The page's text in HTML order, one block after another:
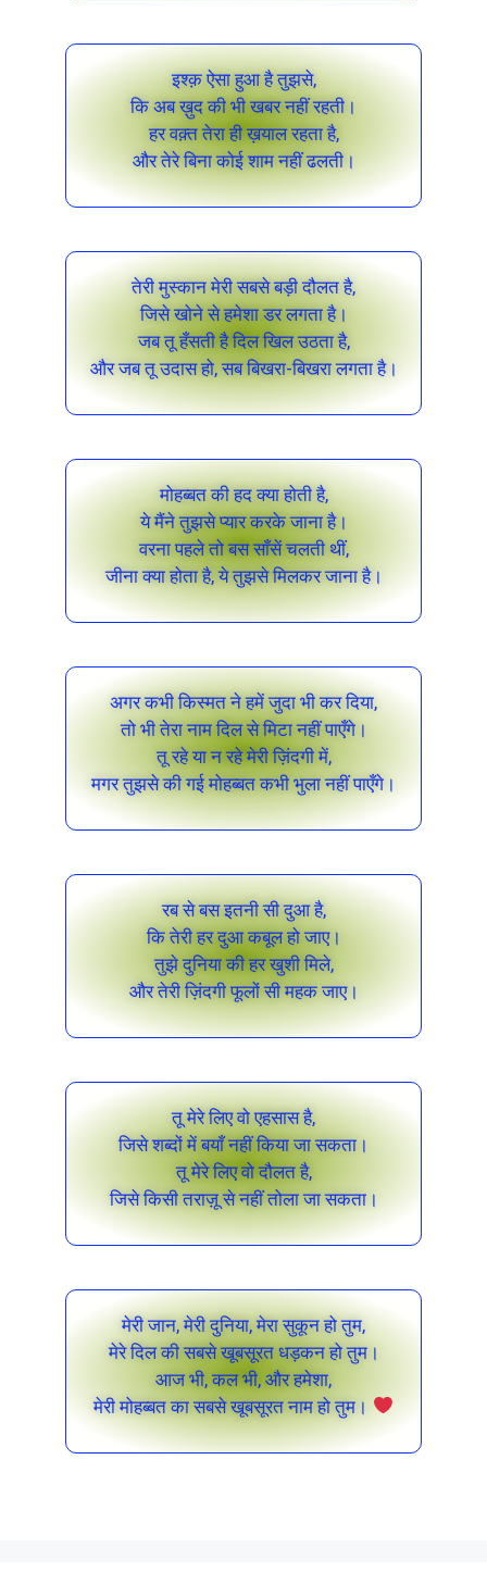
इश्क़ ऐसा हुआ है तुझसे,
कि अब ख़ुद की भी खबर नहीं रहती।
हर वक़्त तेरा ही ख़याल रहता है,
और तेरे बिना कोई शाम नहीं ढलती।
तेरी मुस्कान मेरी सबसे बड़ी दौलत है,
जिसे खोने से हमेशा डर लगता है।
जब तू हँसती है दिल खिल उठता है,
और जब तू उदास हो, सब बिखरा-बिखरा लगता है।
मोहब्बत की हद क्या होती है,
ये मैंने तुझसे प्यार करके जाना है।
वरना पहले तो बस साँसें चलती थीं,
जीना क्या होता है, ये तुझसे मिलकर जाना है।
अगर कभी किस्मत ने हमें जुदा भी कर दिया,
तो भी तेरा नाम दिल से मिटा नहीं पाएँगे।
तू रहे या न रहे मेरी ज़िंदगी में,
मगर तुझसे की गई मोहब्बत कभी भुला नहीं पाएँगे।
रब से बस इतनी सी दुआ है,
कि तेरी हर दुआ कबूल हो जाए।
तुझे दुनिया की हर खुशी मिले,
और तेरी ज़िंदगी फूलों सी महक जाए।
तू मेरे लिए वो एहसास है,
जिसे शब्दों में बयाँ नहीं किया जा सकता।
तू मेरे लिए वो दौलत है,
जिसे किसी तराज़ू से नहीं तोला जा सकता।
मेरी जान, मेरी दुनिया, मेरा सुकून हो तुम,
मेरे दिल की सबसे खूबसूरत धड़कन हो तुम।
आज भी, कल भी, और हमेशा,
मेरी मोहब्बत का सबसे खूबसूरत नाम हो तुम।